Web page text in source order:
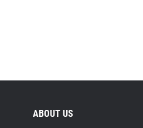
ABOUT US